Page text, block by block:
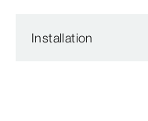
Installation